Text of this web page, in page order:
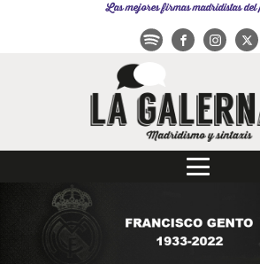
Las mejores firmas madridistas del